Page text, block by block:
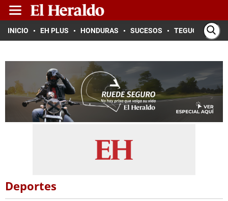
INICIO EH PLUS HONDURAS SUCESOS TEGUCIGALPA
Deportes